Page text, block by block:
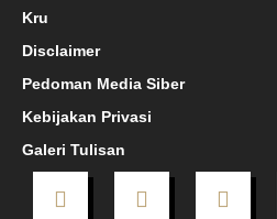
Kru
Disclaimer
Pedoman Media Siber
Kebijakan Privasi
Galeri Tulisan